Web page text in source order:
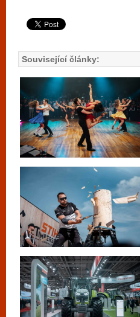
Související články: